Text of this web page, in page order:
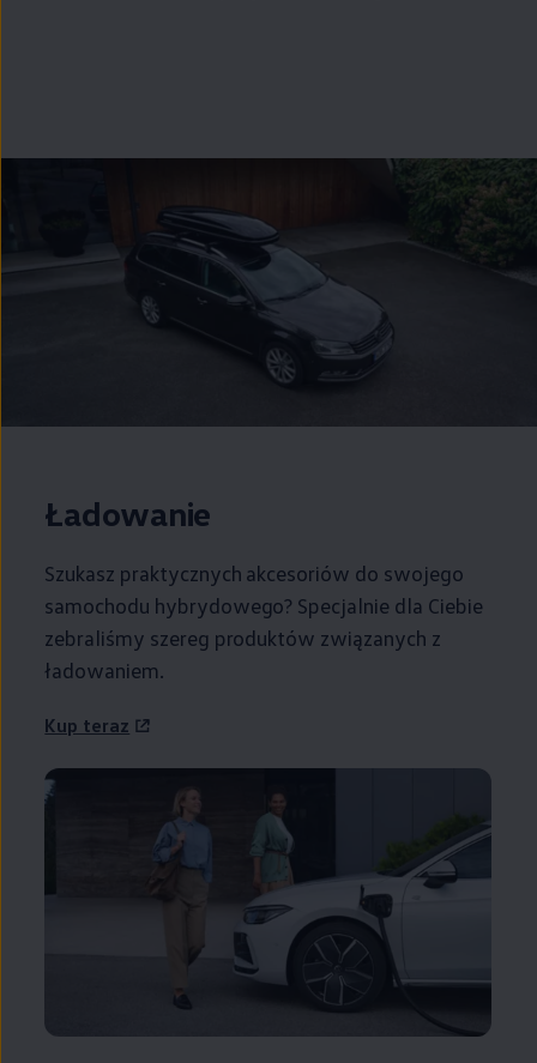
Ładowanie
Szukasz praktycznych akcesoriów do swojego
samochodu hybrydowego? Specjalnie dla Ciebie
zebraliśmy szereg produktów związanych z
ładowaniem.
Kup teraz